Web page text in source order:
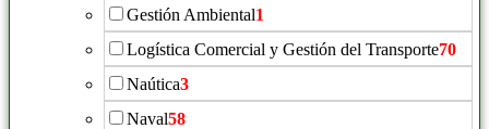
Gestión Ambiental1
Logística Comercial y Gestión del Transporte70
Naútica3
Naval58